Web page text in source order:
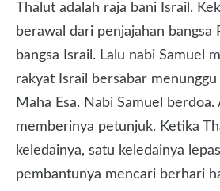
Thalut adalah raja bani Israil.
berawal dari penjajahan bangsa
bangsa Israil. Lalu nabi Samuel
rakyat Israil bersabar
Maha Esa. Nabi Samuel berdoa.
memberinya petunjuk. Ketika
keledainya, satu keledainya
pembantunya mencari berhari